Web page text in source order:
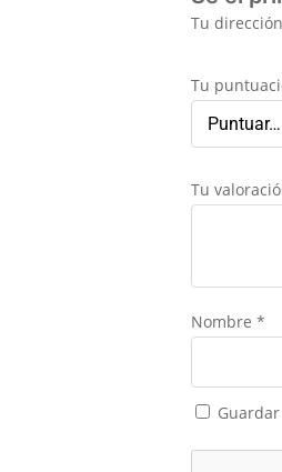
Tu
Tu
Tu
Nombre *